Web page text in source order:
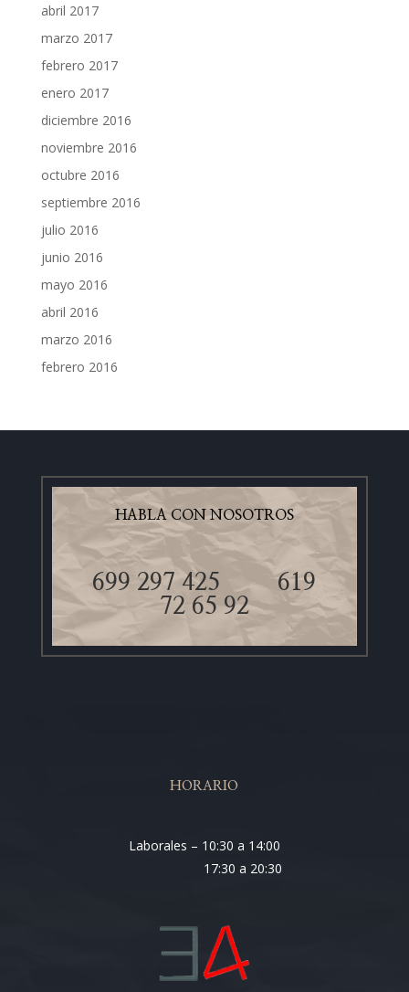
abril 2017
marzo 2017
febrero 2017
enero 2017
diciembre 2016
noviembre 2016
octubre 2016
septiembre 2016
julio 2016
junio 2016
mayo 2016
abril 2016
marzo 2016
febrero 2016
HABLA CON NOSOTROS
699 297 425619
72 65 92
HORARIO
Laborales – 10:30 a 14:00
17:30 a 20:30